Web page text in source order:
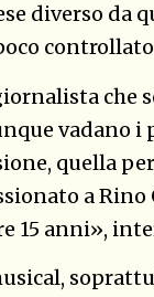
diverso
che
vadano
quella
a
15 anni»,